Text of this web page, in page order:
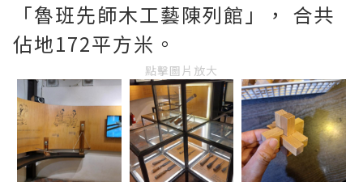
「魯班先師木工藝陳列館」， 合共
佔地172平方米。
點擊圖片放大